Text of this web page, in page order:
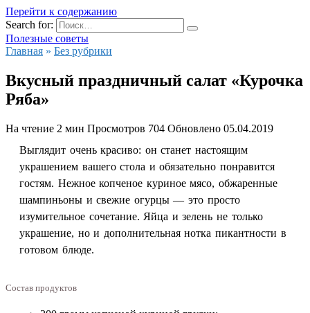
Перейти к содержанию
Search for:
Полезные советы
Главная » Без рубрики
Вкусный праздничный салат «Курочка
Ряба»
На чтение 2 мин Просмотров 704 Обновлено 05.04.2019
Выглядит очень красиво: он станет настоящим
украшением вашего стола и обязательно понравится
гостям. Нежное копченое куриное мясо, обжаренные
шампиньоны и свежие огурцы — это просто
изумительное сочетание. Яйца и зелень не только
украшение, но и дополнительная нотка пикантности в
готовом блюде.
Состав продуктов